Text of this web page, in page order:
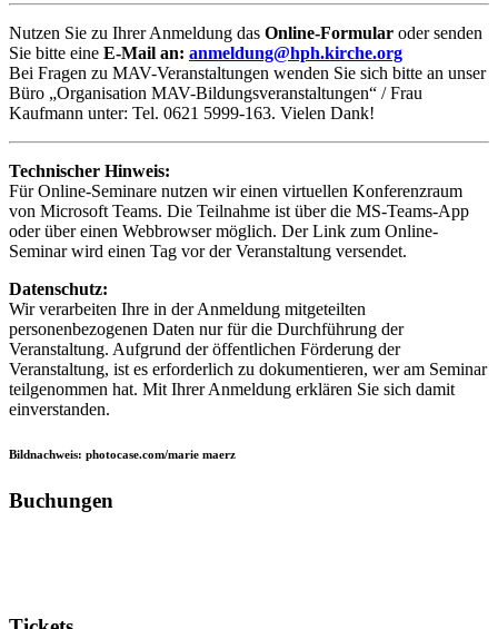
Nutzen Sie zu Ihrer Anmeldung das Online-Formular oder senden
Sie bitte eine E-Mail an: anmeldung@hph.kirche.org
Bei Fragen zu MAV-Veranstaltungen wenden Sie sich bitte an unser
Büro „Organisation MAV-Bildungsveranstaltungen“ / Frau
Kaufmann unter: Tel. 0621 5999-163. Vielen Dank!
Technischer Hinweis:
Für Online-Seminare nutzen wir einen virtuellen Konferenzraum
von Microsoft Teams. Die Teilnahme ist über die MS-Teams-App
oder über einen Webbrowser möglich. Der Link zum Online-
Seminar wird einen Tag vor der Veranstaltung versendet.
Datenschutz:
Wir verarbeiten Ihre in der Anmeldung mitgeteilten
personenbezogenen Daten nur für die Durchführung der
Veranstaltung. Aufgrund der öffentlichen Förderung der
Veranstaltung, ist es erforderlich zu dokumentieren, wer am Seminar
teilgenommen hat. Mit Ihrer Anmeldung erklären Sie sich damit
einverstanden.
Bildnachweis: photocase.com/marie maerz
Buchungen